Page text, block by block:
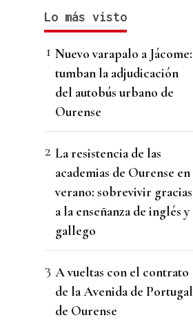
Lo más visto
Nuevo varapalo a Jácome:
tumban la adjudicación
del autobús urbano de
Ourense
La resistencia de las
academias de Ourense en
verano: sobrevivir gracias
a la enseñanza de inglés y
gallego
A vueltas con el contrato
de la Avenida de Portugal
de Ourense